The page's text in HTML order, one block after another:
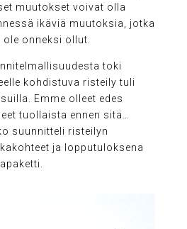
muutokset voivat olla
ikäviä muutoksia, jotka
onneksi ollut.
toki
kohdistuva risteily tuli
Emme olleet edes
tuollaista ennen sitä…
suunnitteli risteilyn
ja lopputuloksena